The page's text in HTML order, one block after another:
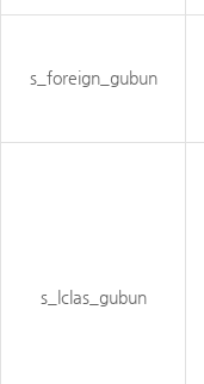
s_foreign_gubun
s_lclas_gubun